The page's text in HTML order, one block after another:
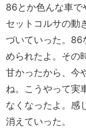
86とか色んな車で
セットコルサの動
づいていった。86
められたよ。その
甘かったから、今
ね。こうやって実
なくなったよ。感
消えていった。